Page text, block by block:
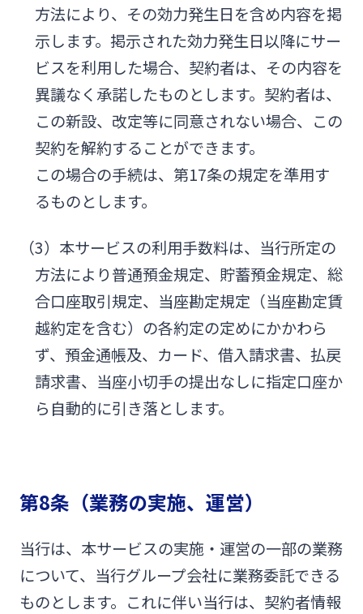
方法により、その効力発生日を含め内容を掲
示します。掲示された効力発生日以降にサー
ビスを利用した場合、契約者は、その内容を
異議なく承諾したものとします。契約者は、
この新設、改定等に同意されない場合、この
契約を解約することができます。
この場合の手続は、第17条の規定を準用す
るものとします。
（3）本サービスの利用手数料は、当行所定の
方法により普通預金規定、貯蓄預金規定、総
合口座取引規定、当座勘定規定（当座勘定賃
越約定を含む）の各約定の定めにかかわら
ず、預金通帳及、カード、借入請求書、払戻
請求書、当座小切手の提出なしに指定口座か
ら自動的に引き落とします。
第8条（業務の実施、運営）
当行は、本サービスの実施・運営の一部の業務
について、当行グループ会社に業務委託できる
ものとします。これに伴い当行は、契約者情報